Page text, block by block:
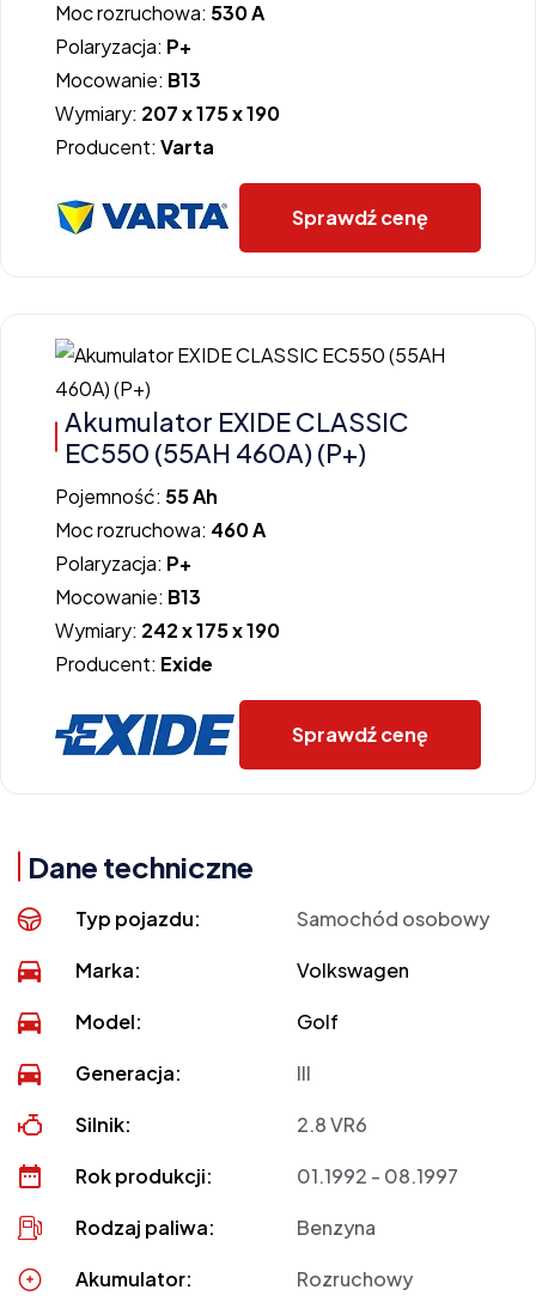
Moc rozruchowa: 530 A
Polaryzacja: P+
Mocowanie: B13
Wymiary: 207 x 175 x 190
Producent: Varta
Sprawdź cenę
Akumulator EXIDE CLASSIC
EC550 (55AH 460A) (P+)
Pojemność: 55 Ah
Moc rozruchowa: 460 A
Polaryzacja: P+
Mocowanie: B13
Wymiary: 242 x 175 x 190
Producent: Exide
Sprawdź cenę
Dane techniczne
Typ pojazdu: Samochód osobowy
Marka: Volkswagen
Model: Golf
Generacja: III
Silnik: 2.8 VR6
Rok produkcji: 01.1992 - 08.1997
Rodzaj paliwa: Benzyna
Akumulator: Rozruchowy